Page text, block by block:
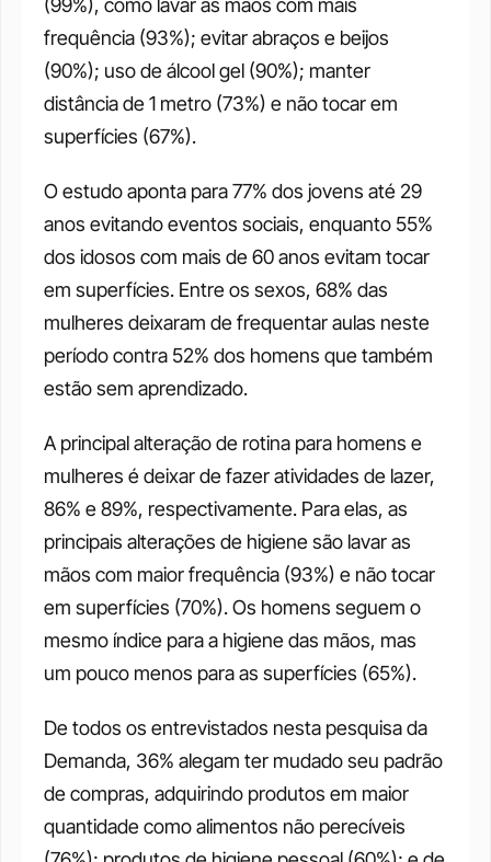
(99%), como lavar as mãos com mais
frequência (93%); evitar abraços e beijos
(90%); uso de álcool gel (90%); manter
distância de 1 metro (73%) e não tocar em
superfícies (67%).
O estudo aponta para 77% dos jovens até 29
anos evitando eventos sociais, enquanto 55%
dos idosos com mais de 60 anos evitam tocar
em superfícies. Entre os sexos, 68% das
mulheres deixaram de frequentar aulas neste
período contra 52% dos homens que também
estão sem aprendizado.
A principal alteração de rotina para homens e
mulheres é deixar de fazer atividades de lazer,
86% e 89%, respectivamente. Para elas, as
principais alterações de higiene são lavar as
mãos com maior frequência (93%) e não tocar
em superfícies (70%). Os homens seguem o
mesmo índice para a higiene das mãos, mas
um pouco menos para as superfícies (65%).
De todos os entrevistados nesta pesquisa da
Demanda, 36% alegam ter mudado seu padrão
de compras, adquirindo produtos em maior
quantidade como alimentos não perecíveis